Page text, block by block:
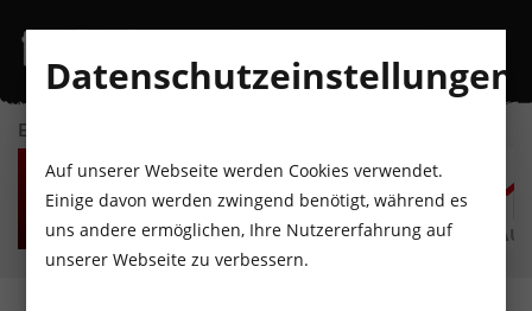
EVENTKALENDER
FR
7
AUGUST
SA
8
AUGUST
SO
9
AUGUST
MO
10
AUGUST
DI
11
AUGUST
Datenschutzeinstellungen
Auf unserer Webseite werden Cookies verwendet.
Einige davon werden zwingend benötigt, während es
uns andere ermöglichen, Ihre Nutzererfahrung auf
unserer Webseite zu verbessern.